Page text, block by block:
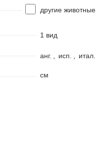
другие животные
1 вид
анг. исп. итал.
см